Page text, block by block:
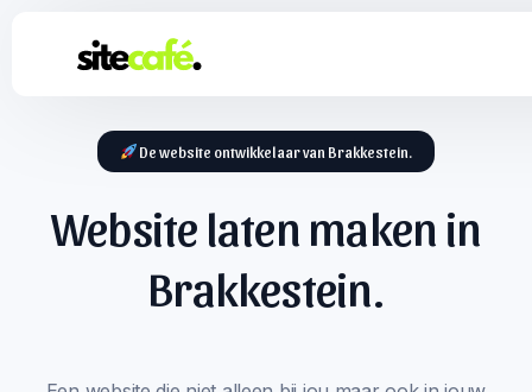
De website ontwikkelaar van Brakkestein.
Website laten maken in
Brakkestein.